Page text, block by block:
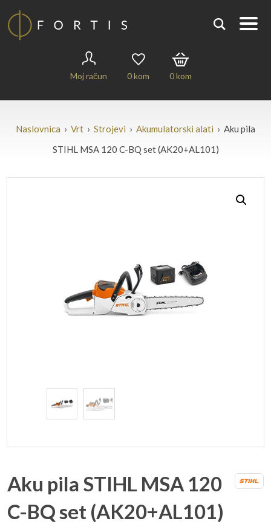
Moj račun 0kom 0kom
Naslovnica › Vrt › Strojevi › Akumulatorski alati › Aku pila
STIHL MSA 120 C-BQ set (AK20+AL101)
Aku pila STIHL MSA 120
C-BQ set (AK20+AL101)